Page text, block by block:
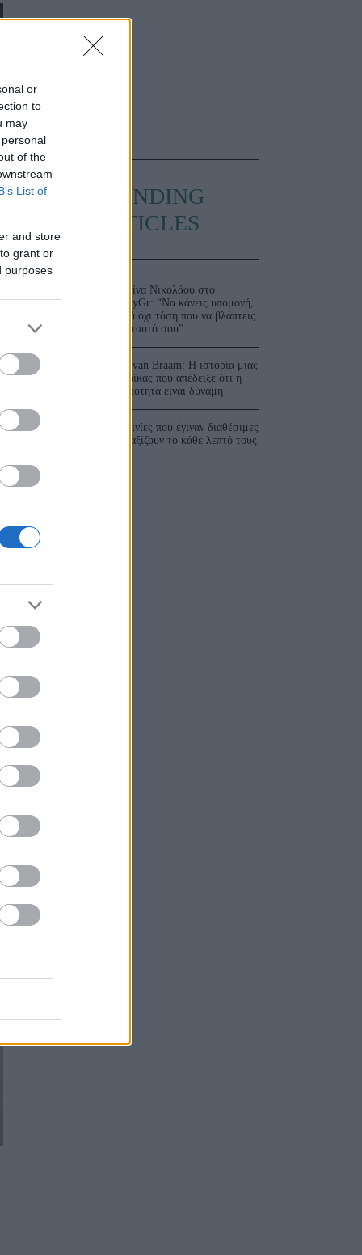
or
to
may
of the
List of
and store
grant or
purposes
TRENDING
ARTICLES
Ματίνα Νικολάου στο
JennyGr: “Να κάνεις υπομονή,
αλλά όχι τόση που να βλάπτεις
τον εαυτό σου”
Ger van Braam: Η ιστορία μιας
γυναίκας που απέδειξε ότι η
ορατότητα είναι δύναμη
3 ταινίες που έγιναν διαθέσιμες
και αξίζουν το κάθε λεπτό τους